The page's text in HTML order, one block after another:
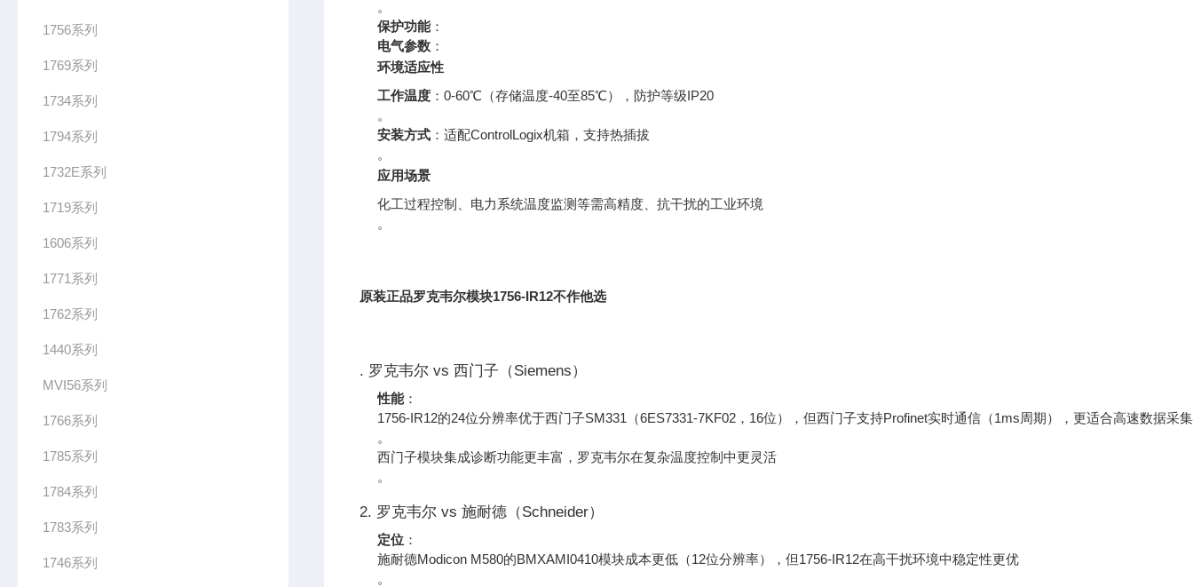
1756系列
1769系列
1734系列
1794系列
1732E系列
1719系列
1606系列
1771系列
1762系列
1440系列
MVI56系列
1766系列
1785系列
1784系列
1783系列
1746系列
。
保护功能：
电气参数 ：
环境适应性
工作温度 ：0-60℃（存储温度-40至85℃），防护等级IP20
。
安装方式 ：适配ControlLogix机箱，支持热插拔
。
应用场景
化工过程控制、电力系统温度监测等需高精度、抗干扰的工业环境
。
原装正品罗克韦尔模块1756-IR12不作他选
. 罗克韦尔 vs 西门子（Siemens）
性能：
1756-IR12的24位分辨率优于西门子SM331（6ES7331-7KF02，16位），但西门子支持Profinet实时通信（1ms周期），更适合高速数据采集
。
西门子模块集成诊断功能更丰富，罗克韦尔在复杂温度控制中更灵活
。
2. 罗克韦尔 vs 施耐德（Schneider）
定位 ：
施耐德Modicon M580的BMXAMI0410模块成本更低（12位分辨率），但1756-IR12在高干扰环境中稳定性更优
。